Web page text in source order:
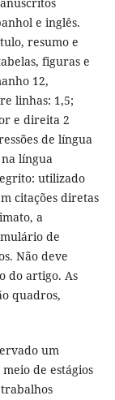
e inglês.
resumo e
figuras e
12,
linhas: 1,5;
e direita 2
de língua
língua
utilizado
citações diretas
a
de
Não deve
do artigo. As
quadros,
um
de estágios